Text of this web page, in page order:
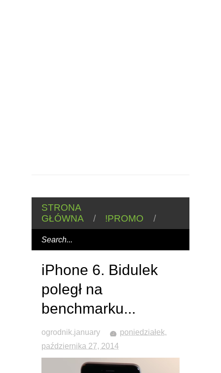
STRONA
GŁÓWNA
/ !PROMO /
iPhone 6. Bidulek
poległ na
benchmarku...
ogrodnik.january
poniedziałek,
października 27, 2014